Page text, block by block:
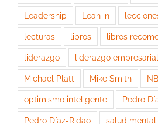
Leadership Lean in
lecturas libros libros
liderazgo liderazgo empresarial
Michael Platt Mike Smith
optimismo inteligente Pedro
Pedro Díaz-Ridao salud mental